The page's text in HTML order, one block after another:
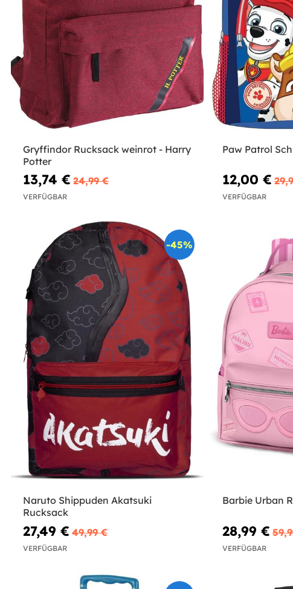
Gryffindor Rucksack weinrot - Harry
Potter
13,74 € 24,99 €
VERFÜGBAR
Paw Patrol
12,00 €
VERFÜGBAR
-45%
Naruto Shippuden Akatsuki
Rucksack
27,49 € 49,99 €
VERFÜGBAR
Barbie Urban
28,99 €
VERFÜGBAR